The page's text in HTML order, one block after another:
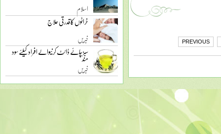
اسلام
خراٹوں کا قدرتی علاج
خبریں
سبز چائے ڈائٹ کرنیوالے افراد کیلئے سود
مند
خبریں
PREVIOUS